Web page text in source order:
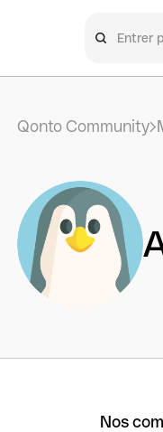
Qonto Community
Nos